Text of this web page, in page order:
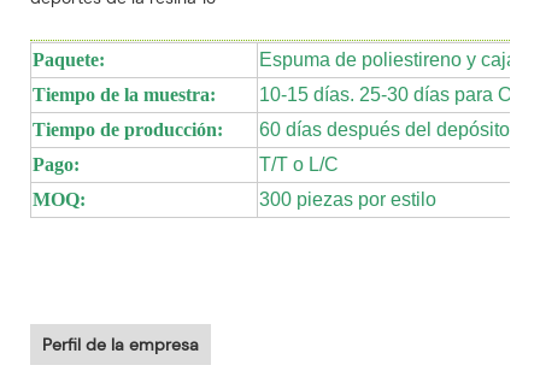
Paquete:
Espuma de poliestireno y caja
Tiempo de la muestra:
10-15 días. 25-30 días para
Tiempo de producción:
60 días después del depósito
Pago:
T/T o L/C
MOQ:
300 piezas por estilo
Perfil de la empresa